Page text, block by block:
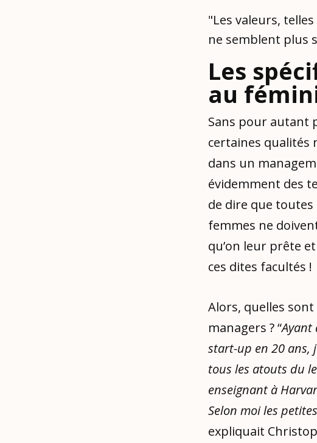
"Les valeurs,
ne semblent plus
Les
au
Sans pour autant
certaines qualités
dans un
évidemment des
de dire que toutes
femmes ne
qu’on leur prête
ces dites facultés !
Alors, quelles
managers ? “Ayant
start-up en 20 ans,
tous les atouts du
enseignant à
Selon moi les
expliquait